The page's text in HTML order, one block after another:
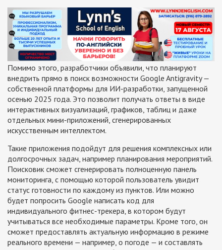
Помимо этого, разработчики объявили, что планируют
внедрить прямо в поиск возможности Google Antigravity —
собственной платформы для ИИ-разработки, запущенной
осенью 2025 года. Это позволит получать ответы в виде
интерактивных визуализаций, графиков, таблиц и даже
отдельных мини-приложений, сгенерированных
искусственным интеллектом.
Такие приложения подойдут для решения комплексных или
долгосрочных задач, например планирования мероприятий.
Поисковик сможет сгенерировать полноценную панель
мониторинга, с помощью которой пользователь увидит
статус готовности по каждому из пунктов. Или можно
будет попросить Google написать код для
индивидуального фитнес-трекера, в котором будут
учитываться все необходимые параметры. Кроме того, он
сможет предоставлять актуальную информацию в режиме
реального времени — например, о погоде — и составлять